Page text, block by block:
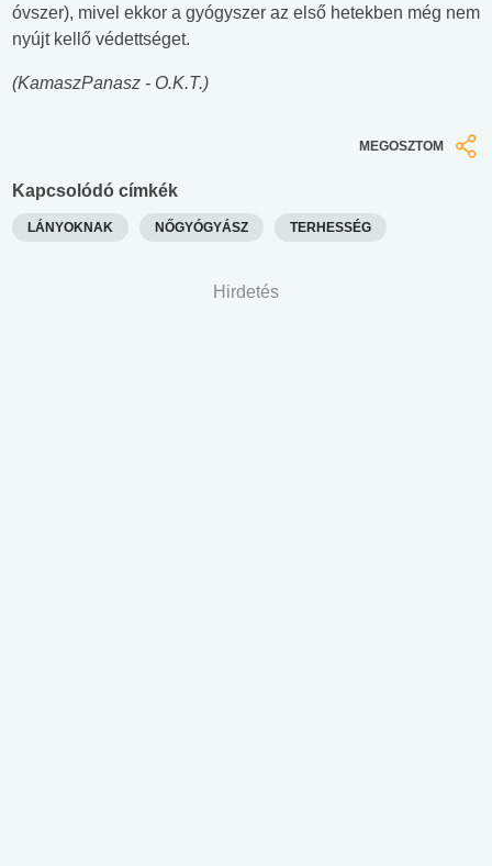
óvszer), mivel ekkor a gyógyszer az első hetekben még nem
nyújt kellő védettséget.
(KamaszPanasz - O.K.T.)
MEGOSZTOM
Kapcsolódó címkék
LÁNYOKNAK NŐGYÓGYÁSZ TERHESSÉG
Hirdetés